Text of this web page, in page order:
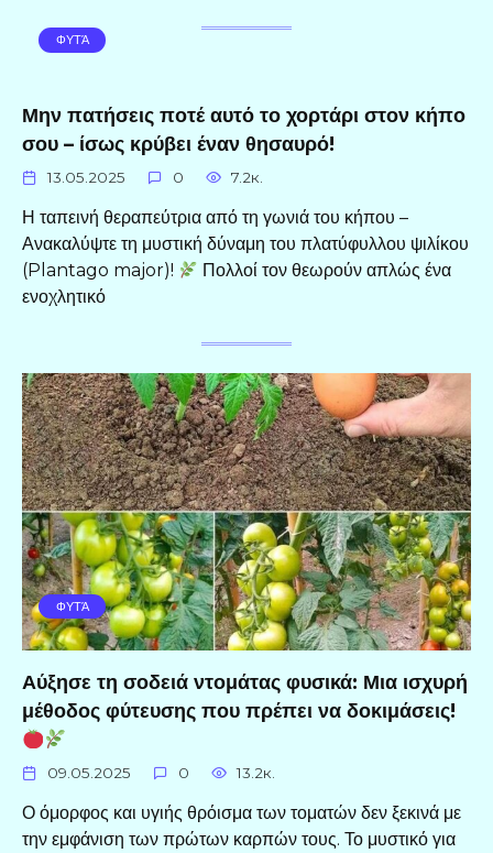
ΦΥΤΆ
Μην πατήσεις ποτέ αυτό το χορτάρι στον κήπο
σου – ίσως κρύβει έναν θησαυρό!
13.05.2025 0 7.2к.
Η ταπεινή θεραπεύτρια από τη γωνιά του κήπου –
Ανακαλύψτε τη μυστική δύναμη του πλατύφυλλου ψιλίκου
(Plantago major)!
Πολλοί τον θεωρούν απλώς ένα
ενοχλητικό
ΦΥΤΆ
Αύξησε τη σοδειά ντομάτας φυσικά: Μια ισχυρή
μέθοδος φύτευσης που πρέπει να δοκιμάσεις!
09.05.2025 0 13.2к.
Ο όμορφος και υγιής θρόισμα των τοματών δεν ξεκινά με
την εμφάνιση των πρώτων καρπών τους. Το μυστικό για